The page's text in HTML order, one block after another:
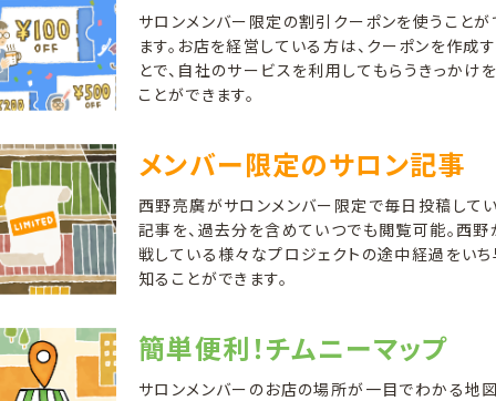
サロンメンバー限定の割引クーポンを使うことが
ます。お店を経営している方は、クーポンを作成
とで、自社のサービスを利用してもらうきっかけ
ことができます。
メンバー限定のサロン記事
西野亮廣がサロンメンバー限定で毎日投稿して
記事を、過去分を含めていつでも閲覧可能。西野
戦している様々なプロジェクトの途中経過をいち
知ることができます。
簡単便利！チムニーマップ
サロンメンバーのお店の場所が一目でわかる地